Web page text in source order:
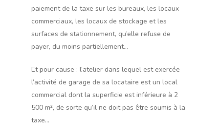
paiement de la taxe sur les bureaux, les locaux
commerciaux, les locaux de stockage et les
surfaces de stationnement, qu’elle refuse de
payer, du moins partiellement…
Et pour cause : l’atelier dans lequel est exercée
l’activité de garage de sa locataire est un local
commercial dont la superficie est inférieure à 2
500 m², de sorte qu’il ne doit pas être soumis à la
taxe…